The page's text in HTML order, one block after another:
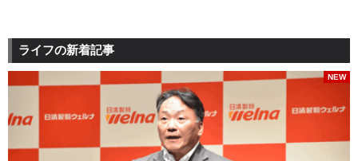
ライフの新着記事
NEW